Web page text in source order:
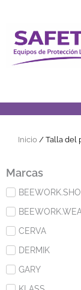
Inicio / Talla del
Marcas
CERVA
DERMIK
GARY